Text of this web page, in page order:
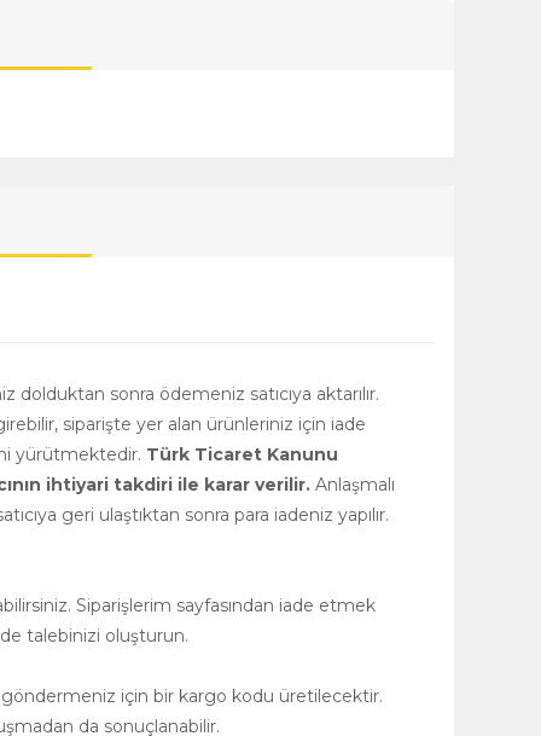
dolduktan sonra ödemeniz satıcıya aktarılır.
siparişte yer alan ürünleriniz için iade
yürütmektedir. Türk Ticaret Kanunu
ihtiyari takdiri ile karar verilir. Anlaşmalı
geri ulaştıktan sonra para iadeniz yapılır.
Siparişlerim sayfasından iade etmek
talebinizi oluşturun.
için bir kargo kodu üretilecektir.
da sonuçlanabilir.